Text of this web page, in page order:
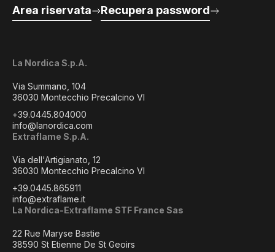
La Nordica S.p.A.
Via Summano, 104
36030 Montecchio Precalcino VI
+39.0445.804000
info@lanordica.com
Extraflame S.p.A.
Via dell'Artigianato, 12
36030 Montecchio Precalcino VI
+39.0445.865911
info@extraflame.it
La Nordica-Extraflame STF France Sas
22 Rue Maryse Bastie
38590 St Etienne De St Geoirs
Area riservata Recupera password